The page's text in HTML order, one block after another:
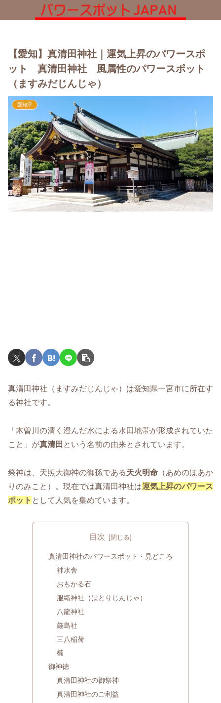
【愛知】真清田神社｜運気上昇のパワースポ
ット 真清田神社 風属性のパワースポット
（ますみだじんじゃ）
愛知県
真清田神社（ますみだじんじゃ）は愛知県一宮市に所在す
る神社です。
「木曽川の清く澄んだ水による水田地帯が形成されていた
こと」が真清田 という名前の由来とされています。
祭神は、天照大御神の御孫である天火明命 （あめのほあか
りのみこと）。現在では真清田神社は運気上昇のパワース
ポット として人気を集めています。
目次
真清田神社のパワースポット・見どころ
神水舎
おもかる石
服織神社（はとりじんじゃ）
八龍神社
厳島社
三八稲荷
楠
御神徳
真清田神社の御祭神
真清田神社のご利益